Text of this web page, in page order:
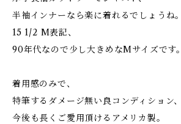
半袖インナーなら楽に着れるでしょうね。
15 1/2 M表記、
90年代なので少し大きめなMサイズです。
着用感のみで、
特筆するダメージ無い良コンディション、
今後も長くご愛用頂けるアメリカ製。